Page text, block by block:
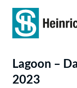
Lagoon –
2023